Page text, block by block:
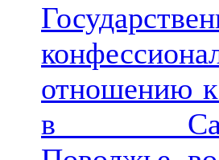
отношению к
в